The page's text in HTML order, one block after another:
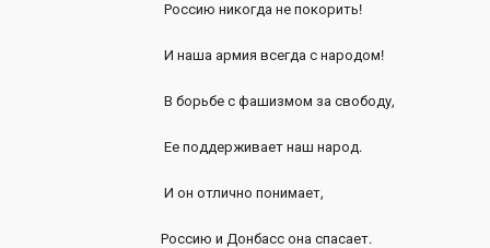
Россию никогда не покорить!
И наша армия всегда с народом!
В борьбе с фашизмом за свободу,
Ее поддерживает наш народ.
И он отлично понимает,
Россию и Донбасс она спасает.